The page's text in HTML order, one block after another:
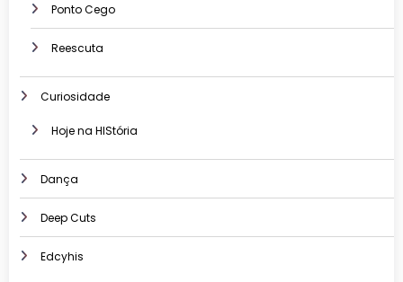
Ponto Cego
Reescuta
Curiosidade
Hoje na HIStória
Dança
Deep Cuts
Edcyhis